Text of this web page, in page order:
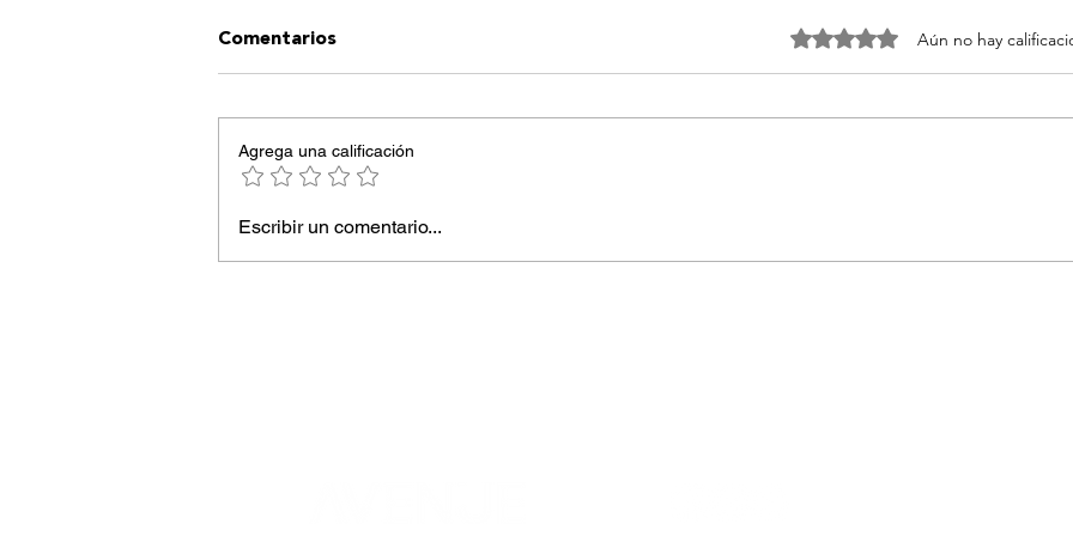
Ibiza inspira moda
Comentarios Obtuvo 0 de 5 estrellas.Aún no hay
Agrega una calificación
Escribir un comentario...